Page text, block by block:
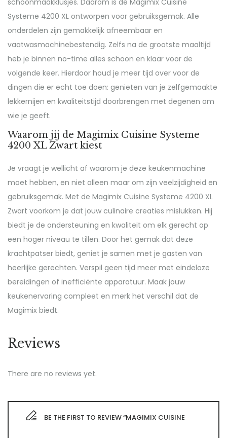
Systeme 4200 XL ontworpen voor gebruiksgemak. Alle
onderdelen zijn gemakkelijk afneembaar en
vaatwasmachinebestendig. Zelfs na de grootste maaltijd
heb je binnen no-time alles schoon en klaar voor de
volgende keer. Hierdoor houd je meer tijd over voor de
dingen die er echt toe doen: genieten van je zelfgemaakte
lekkernijen en kwaliteitstijd doorbrengen met degenen om
wie je geeft.
Waarom jij de Magimix Cuisine Systeme
4200 XL Zwart kiest
Je vraagt je wellicht af waarom je deze keukenmachine
moet hebben, en niet alleen maar om zijn veelzijdigheid en
gebruiksgemak. Met de Magimix Cuisine Systeme 4200 XL
Zwart voorkom je dat jouw culinaire creaties mislukken. Hij
biedt je de ondersteuning en kwaliteit om elk gerecht op
een hoger niveau te tillen. Door het gemak dat deze
krachtpatser biedt, geniet je samen met je gasten van
heerlijke gerechten. Verspil geen tijd meer met eindeloze
bereidingen of inefficiënte apparatuur. Maak jouw
keukenervaring compleet en merk het verschil dat de
Magimix biedt.
Reviews
There are no reviews yet.
BE THE FIRST TO REVIEW “MAGIMIX CUISINE